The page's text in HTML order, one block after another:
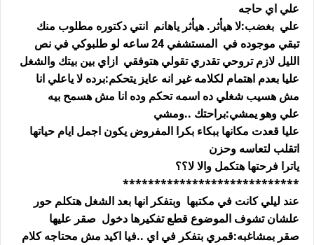
علي اي حاجه
علي بغضب:لا هيأثر. هيأثر ياهانم انتي دكتوره مطلوب منك
تبقي موجوده في المستشفي 24 ساعه لو طلبوكي في نص
الليل لازم تروحي تقدري تقولي هتوفقي ازاي بين بيتك والشغل
عليا بعدم اهتمام لكلامه غير انه عايز يتحكم:برده لا ياعلي انا
مش هسيب شغلي ده اسمه تحكم وده انا مش هسمح بيه
علي وهو يمشي:براحتك ..ومشي
عليا قعدت مكانها ببكاء بكرا المفروض يكون اجمل ايام حياتها
اتقلب لتعاسه وحزن
ياترا فرحتها هتكمل والا لا؟؟
****************************
عند ليلي كانت في مكتبها وبتفكر انها بعد الشغل هتكلم حور
علشان تشوف الموضوع قطع تفكيرها دخول صقر عليها
صقر بمشاغبه:قمري بتفكر في اي ..فيا اكيد مش محتاجه كلام